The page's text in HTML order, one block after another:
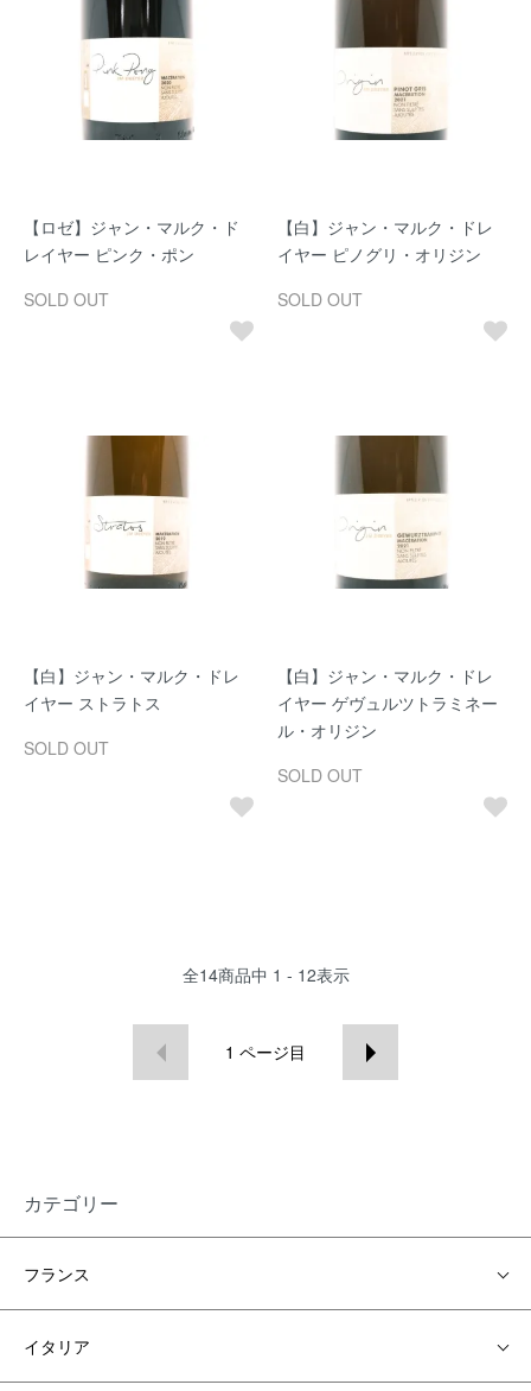
【ロゼ】ジャン・マルク・ド
レイヤー ピンク・ポン
SOLD OUT
【白】ジャン・マルク・ドレ
イヤー ピノグリ・オリジン
SOLD OUT
【白】ジャン・マルク・ドレ
イヤー ストラトス
SOLD OUT
【白】ジャン・マルク・ドレ
イヤー ゲヴュルツトラミネー
ル・オリジン
SOLD OUT
全14商品中 1 - 12表示
1 ページ目
カテゴリー
フランス
イタリア